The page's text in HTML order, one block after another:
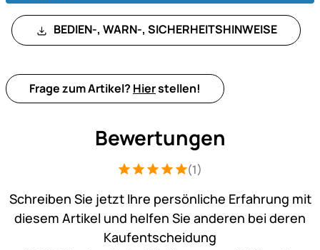
BEDIEN-, WARN-, SICHERHEITSHINWEISE
Frage zum Artikel? Hierstellen!
Bewertungen
Bewertung: 5 von 5 (1 Bewertungen)
1 Bewertung(1)
Schreiben Sie jetzt Ihre persönliche Erfahrung mit
diesem Artikel und helfen Sie anderen bei deren
Kaufentscheidung